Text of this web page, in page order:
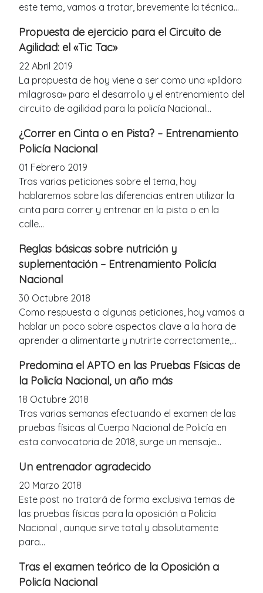
este tema, vamos a tratar, brevemente la técnica...
Propuesta de ejercicio para el Circuito de
Agilidad: el «Tic Tac»
22 Abril 2019
La propuesta de hoy viene a ser como una «píldora
milagrosa» para el desarrollo y el entrenamiento del
circuito de agilidad para la policía Nacional...
¿Correr en Cinta o en Pista? – Entrenamiento
Policía Nacional
01 Febrero 2019
Tras varias peticiones sobre el tema, hoy
hablaremos sobre las diferencias entren utilizar la
cinta para correr y entrenar en la pista o en la
calle...
Reglas básicas sobre nutrición y
suplementación – Entrenamiento Policía
Nacional
30 Octubre 2018
Como respuesta a algunas peticiones, hoy vamos a
hablar un poco sobre aspectos clave a la hora de
aprender a alimentarte y nutrirte correctamente,...
Predomina el APTO en las Pruebas Físicas de
la Policía Nacional, un año más
18 Octubre 2018
Tras varias semanas efectuando el examen de las
pruebas físicas al Cuerpo Nacional de Policía en
esta convocatoria de 2018, surge un mensaje...
Un entrenador agradecido
20 Marzo 2018
Este post no tratará de forma exclusiva temas de
las pruebas físicas para la oposición a Policía
Nacional , aunque sirve total y absolutamente
para...
Tras el examen teórico de la Oposición a
Policía Nacional